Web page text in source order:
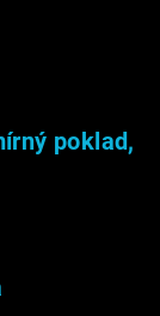
poklad,